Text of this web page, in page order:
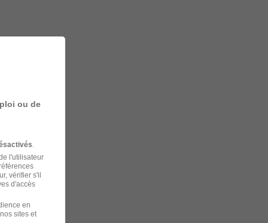
ou de
l'utilisateur
vérifier s'il
d'accès
en
sites et